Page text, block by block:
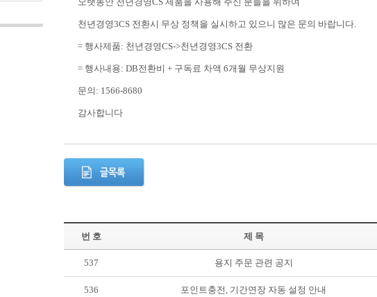
천년경영3CS 전환시 무상 정책을 실시하고 있으니 많은 문의 바랍니다.
= 행사제품: 천년경영CS->천년경영3CS 전환
= 행사내용: DB전환비 + 구독료 차액 6개월 무상지원
문의: 1566-8680
감사합니다
번 호 제 목
537 용지 주문 관련 공지
536 포인트충전, 기간연장 자동 설정 안내